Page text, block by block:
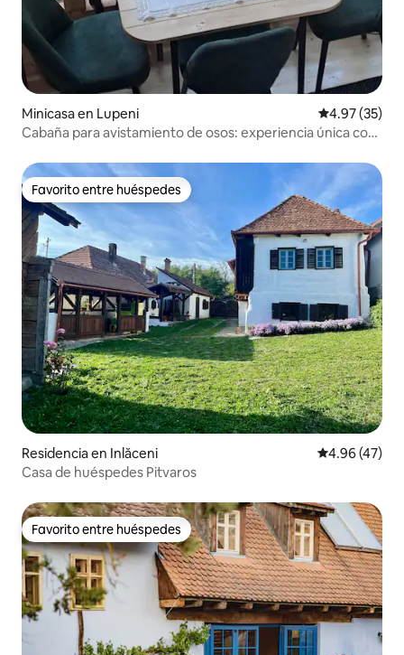
Minicasa en Lupeni Calificación
4.97 (35)
Cabaña para avistamiento de osos: experiencia única con
Favorito entre huéspedes
Favorito entre huéspedes
Residencia en Inlăceni Calificación
4.96 (47)
Casa de huéspedes Pitvaros
Favorito entre huéspedes
Favorito entre huéspedes